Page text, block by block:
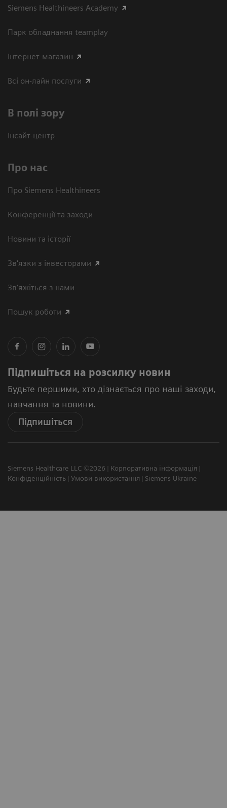
Siemens Healthineers Academy
Парк обладнання teamplay
Інтернет-магазин
Всі он-лайн послуги
В полі зору
Інсайт-центр
Про нас
Про Siemens Healthineers
Конференції та заходи
Новини та історії
Зв'язки з інвесторами
Зв’яжіться з нами
Пошук роботи
Підпишіться на розсилку новин
Будьте першими, хто дізнається про наші заходи,
навчання та новини.
Підпишіться
Siemens Healthcare LLC ©2026
Корпоративна інформація
Конфіденційність
Умови використання Siemens Ukraine